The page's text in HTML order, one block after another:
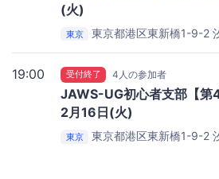
(火)
東京 東京都港区東新橋1-9-2
19:00 受付終了 4人の参加者
JAWS-UG初心者支部【
2月16日(火)
東京 東京都港区東新橋1-9-2